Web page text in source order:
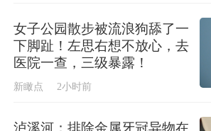
女子公园散步被流浪狗舔了一
下脚趾！左思右想不放心，去
医院一查，三级暴露！
新瞰点 2小时前
泸溪河：排除金属牙冠异物在